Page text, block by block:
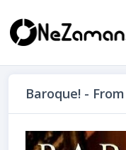
Baroque! -